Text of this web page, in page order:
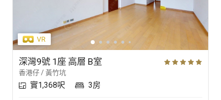
深灣9號 1座 高層 B室
香港仔 / 黃竹坑
實1,368呎 3房